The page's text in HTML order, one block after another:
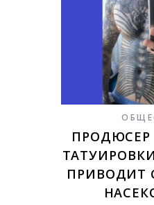
ПРОДЮСЕР
ПРИВОДИТ